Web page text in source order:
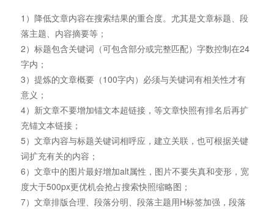
1）降低文章内容在搜索结果的重合度。尤其是文章标题、段
落主题、内容摘要等；
2）标题包含关键词（可包含部分或完整匹配）字数控制在24
字内；
3）提炼的文章概要（100字内）必须与关键词有相关性才有
意义；
4）新文章不要增加锚文本超链接，等文章快照有排名后再扩
充锚文本链接；
5）文章内容与标题关键词相呼应，建立关联，也可根据关键
词扩充有关的内容；
6）文章中的图片最好增加alt属性，图片不要失真和变形，宽
度大于500px更优机会抢占搜索快照缩略图；
7）文章排版合理、段落分明、段落主题用H标签加强，段落